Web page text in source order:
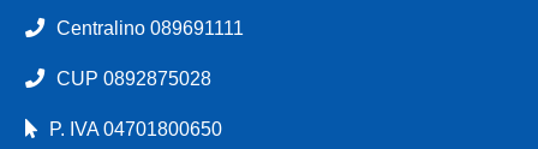
Centralino 089691111
CUP 0892875028
P. IVA 04701800650